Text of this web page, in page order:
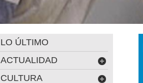
LO ÚLTIMO
ACTUALIDAD
CULTURA